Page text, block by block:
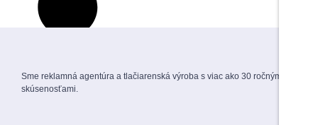
Sme reklamná agentúra a tlačiarenská výroba s viac ako 30 ročnými
skúsenosťami.